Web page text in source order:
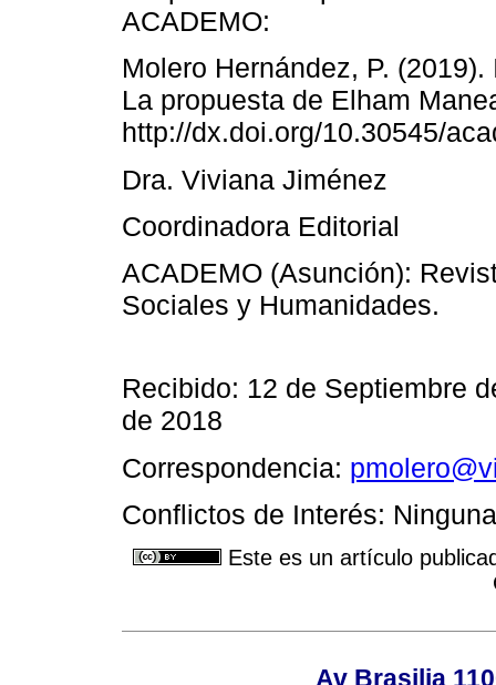
ACADEMO:
Molero Hernández, P.
La propuesta de Elham
http://dx.doi.org/10.30545/
Dra. Viviana Jiménez
Coordinadora Editorial
ACADEMO (Asunción):
Sociales y Humanidades.
Recibido: 12 de Septiembre
de 2018
Correspondencia:
Conflictos de Interés:
Este es un artículo
Av Brasilia